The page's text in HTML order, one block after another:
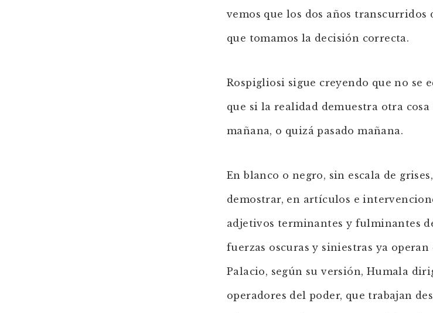
vemos que los dos años transcurridos
que tomamos la decisión correcta.
Rospigliosi sigue creyendo que no se
que si la realidad demuestra otra
mañana, o quizá pasado mañana.
En blanco o negro, sin escala de
demostrar, en artículos e
adjetivos terminantes y fulminantes
fuerzas oscuras y siniestras ya operan
Palacio, según su versión, Humala
operadores del poder, que trabajan